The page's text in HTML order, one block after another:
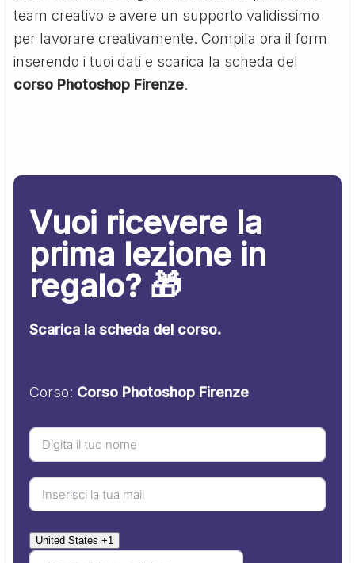
team creativo e avere un supporto validissimo
per lavorare creativamente. Compila ora il form
inserendo i tuoi dati e scarica la scheda del
corso Photoshop Firenze.
Vuoi ricevere la
prima lezione in
regalo? 🎁
Scarica la scheda del corso.
Corso: Corso Photoshop Firenze
United States +1